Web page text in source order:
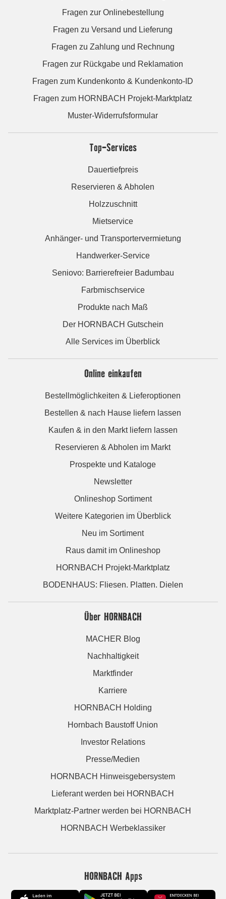
Fragen zur Onlinebestellung
Fragen zu Versand und Lieferung
Fragen zu Zahlung und Rechnung
Fragen zur Rückgabe und Reklamation
Fragen zum Kundenkonto & Kundenkonto-ID
Fragen zum HORNBACH Projekt-Marktplatz
Muster-Widerrufsformular
Top-Services
Dauertiefpreis
Reservieren & Abholen
Holzzuschnitt
Mietservice
Anhänger- und Transportervermietung
Handwerker-Service
Seniovo: Barrierefreier Badumbau
Farbmischservice
Produkte nach Maß
Der HORNBACH Gutschein
Alle Services im Überblick
Online einkaufen
Bestellmöglichkeiten & Lieferoptionen
Bestellen & nach Hause liefern lassen
Kaufen & in den Markt liefern lassen
Reservieren & Abholen im Markt
Prospekte und Kataloge
Newsletter
Onlineshop Sortiment
Weitere Kategorien im Überblick
Neu im Sortiment
Raus damit im Onlineshop
HORNBACH Projekt-Marktplatz
BODENHAUS: Fliesen. Platten. Dielen
Über HORNBACH
MACHER Blog
Nachhaltigkeit
Marktfinder
Karriere
HORNBACH Holding
Hornbach Baustoff Union
Investor Relations
Presse/Medien
HORNBACH Hinweisgebersystem
Lieferant werden bei HORNBACH
Marktplatz-Partner werden bei HORNBACH
HORNBACH Werbeklassiker
HORNBACH Apps